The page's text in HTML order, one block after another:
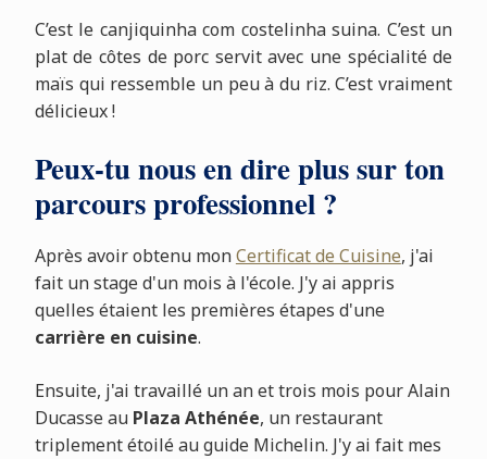
C’est le canjiquinha com costelinha suina. C’est un
plat de côtes de porc servit avec une spécialité de
maïs qui ressemble un peu à du riz. C’est vraiment
délicieux !
Peux-tu nous en dire plus sur ton
parcours professionnel ?
Après avoir obtenu monCertificat de Cuisine, j'ai
fait un stage d'un mois à l'école. J'y ai appris
quelles étaient les premières étapes d'une
carrière en cuisine.
Ensuite, j'ai travaillé un an et trois mois pour Alain
Ducasse au Plaza Athénée, un restaurant
triplement étoilé au guide Michelin. J'y ai fait mes